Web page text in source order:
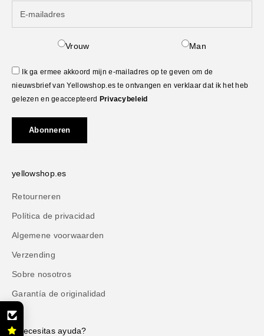
Vrouw Man
Ik ga ermee akkoord mijn e-mailadres op te geven om de
nieuwsbrief van Yellowshop.es te ontvangen en verklaar dat ik het heb
gelezen en geaccepteerd Privacybeleid
Abonneren
yellowshop.es
Retourneren
Política de privacidad
Algemene voorwaarden
Verzending
Sobre nosotros
Garantía de originalidad
¿Necesitas ayuda?